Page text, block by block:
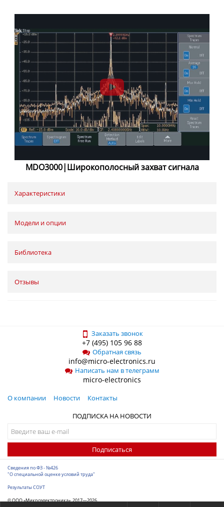
MDO3000|Широкополосный захват сигнала
Характеристики
Модели и опции
Библиотека
Отзывы
Заказать звонок
+7 (495) 105 96 88
Обратная связь
info@micro-electronics.ru
Написать нам в телеграмм
micro-electronics
О компании Новости
Контакты
ПОДПИСКА НА НОВОСТИ
Подписаться
Сведения по ФЗ - №426
"О специальной оценке условий труда"
Результаты СОУТ
© ООО «Микроэлектроника», 2017—2026